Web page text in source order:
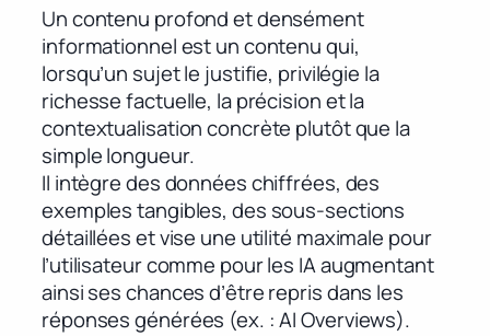
Un contenu profond et densément
informationnel est un contenu qui,
lorsqu’un sujet le justifie, privilégie la
richesse factuelle, la précision et la
contextualisation concrète plutôt que la
simple longueur.
Il intègre des données chiffrées, des
exemples tangibles, des sous-sections
détaillées et vise une utilité maximale pour
l’utilisateur comme pour les IA augmentant
ainsi ses chances d’être repris dans les
réponses générées (ex. : AI Overviews).